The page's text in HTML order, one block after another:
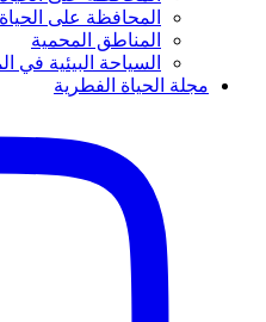
المحافظة على
المناطق المحمية
السياحة البيئية في
مجلة الحياة الفطرية